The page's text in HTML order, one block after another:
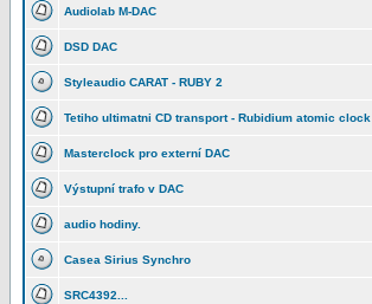
Audiolab M-DAC
DSD DAC
Styleaudio CARAT - RUBY 2
Tetiho ultimatni CD transport - Rubidium atomic clock
Masterclock pro externí DAC
Výstupní trafo v DAC
audio hodiny.
Casea Sirius Synchro
SRC4392...